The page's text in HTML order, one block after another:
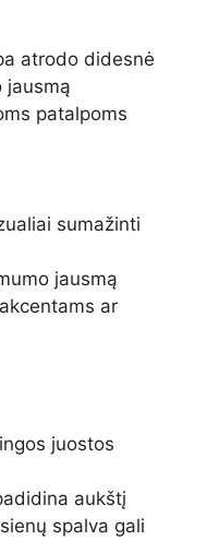
atrodo didesnė
jausmą
patalpoms
sumažinti
jausmą
ar
juostos
aukštį
spalva gali